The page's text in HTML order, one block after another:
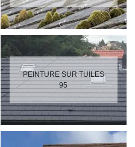
PEINTURE SUR TUILES
95